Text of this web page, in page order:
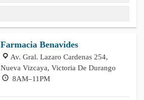
Farmacia Benavides
Av. Gral. Lazaro Cardenas 254,
Nueva Vizcaya, Victoria De Durango
8AM–11PM